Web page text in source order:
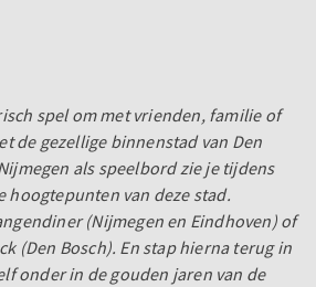
spel om met vrienden, familie of
de gezellige binnenstad van Den
als speelbord zie je tijdens
hoogtepunten van deze stad.
(Nijmegen en Eindhoven) of
(Den Bosch). En stap hierna terug in
onder in de gouden jaren van de